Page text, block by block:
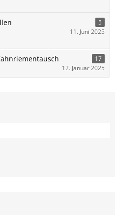
5
11. Juni 2025
17
12. Januar 2025